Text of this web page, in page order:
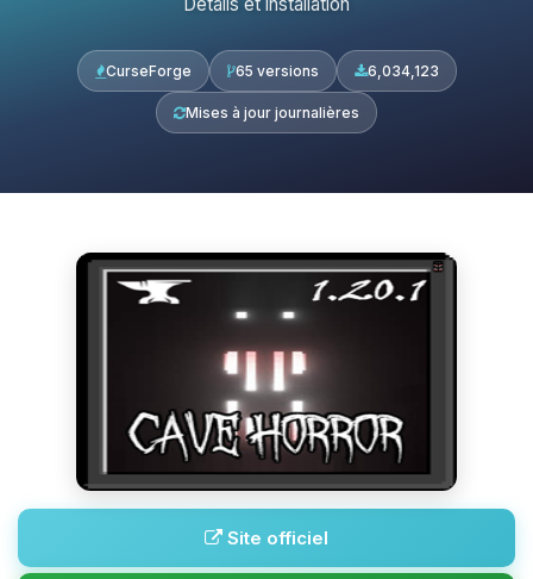
CurseForge 65 versions 6,034,123
Mises à jour journalières
Site officiel